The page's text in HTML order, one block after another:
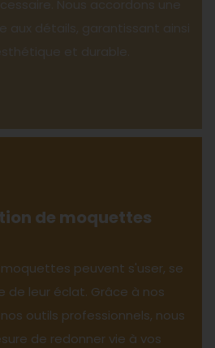
de moquettes
peuvent s'user, se
de leur éclat. Grâce à nos
outils professionnels, nous
de redonner vie à vos